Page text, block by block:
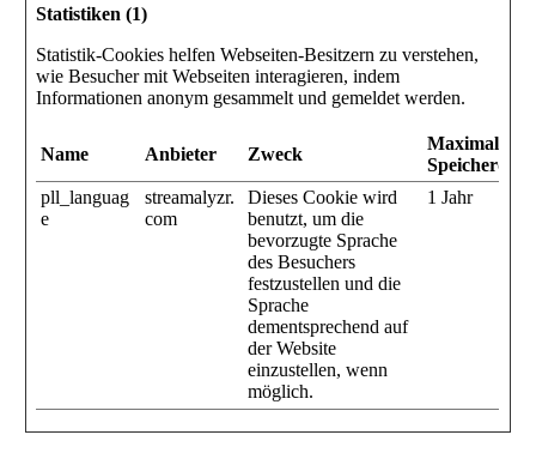
Statistiken (1)
Statistik-Cookies helfen Webseiten-Besitzern zu verstehen,
wie Besucher mit Webseiten interagieren, indem
Informationen anonym gesammelt und gemeldet werden.
Name Anbieter Zweck
Maximale
pll_languag
e
streamalyzr.
com
Dieses Cookie wird
benutzt, um die
bevorzugte Sprache
des Besuchers
festzustellen und die
Sprache
dementsprechend auf
der Website
einzustellen, wenn
möglich.
1 Jahr